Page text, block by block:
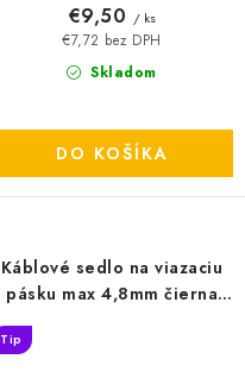
Skladom
€7,72 bez DPH
€9,50 / ks
DO KOŠÍKA
Káblové sedlo na viazaciu
pásku max 4,8mm čierna
Tip